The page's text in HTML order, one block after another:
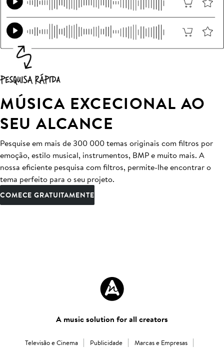
MÚSICA EXCECIONAL AO
SEU ALCANCE
Pesquise em mais de 300 000 temas originais com filtros por
emoção, estilo musical, instrumentos, BMP e muito mais. A
nossa eficiente pesquisa com filtros, permite-lhe encontrar o
tema perfeito para o seu projeto.
COMECE GRATUITAMENTE
A music solution for all creators
Televisão e Cinema Publicidade
Marcas e Empresas